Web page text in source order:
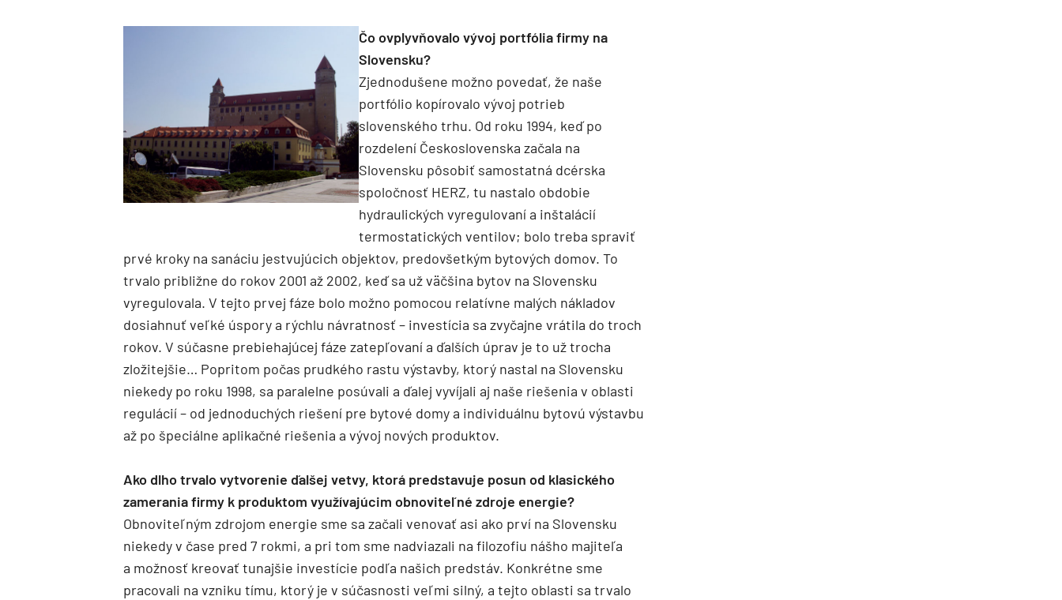
Čo ovplyvňovalo vývoj portfólia firmy na
Slovensku?
Zjednodušene možno povedať, že naše
portfólio kopírovalo vývoj potrieb
slovenského trhu. Od roku 1994, keď po
rozdelení Československa začala na
Slovensku pôsobiť samostatná dcérska
spoločnosť HERZ, tu nastalo obdobie
hydraulických vyregulovaní a inštalácií
termostatických ventilov; bolo treba spraviť
prvé kroky na sanáciu jestvujúcich objektov, predovšetkým bytových domov. To
trvalo približne do rokov 2001 až 2002, keď sa už väčšina bytov na Slovensku
vyregulovala. V tejto prvej fáze bolo možno pomocou relatívne malých nákladov
dosiahnuť veľké úspory a rýchlu návratnosť – investícia sa zvyčajne vrátila do troch
rokov. V súčasne prebiehajúcej fáze zatepľovaní a ďalších úprav je to už trocha
zložitejšie… Popritom počas prudkého rastu výstavby, ktorý nastal na Slovensku
niekedy po roku 1998, sa paralelne posúvali a ďalej vyvíjali aj naše riešenia v oblasti
regulácií – od jednoduchých riešení pre bytové domy a individuálnu bytovú výstavbu
až po špeciálne aplikačné riešenia a vývoj nových produktov.
Ako dlho trvalo vytvorenie ďalšej vetvy, ktorá predstavuje posun od klasického
zamerania firmy k produktom využívajúcim obnoviteľné zdroje energie?
Obnoviteľným zdrojom energie sme sa začali venovať asi ako prví na Slovensku
niekedy v čase pred 7 rokmi, a pri tom sme nadviazali na filozofiu nášho majiteľa
a možnosť kreovať tunajšie investície podľa našich predstáv. Konkrétne sme
pracovali na vzniku tímu, ktorý je v súčasnosti veľmi silný, a tejto oblasti sa trvalo